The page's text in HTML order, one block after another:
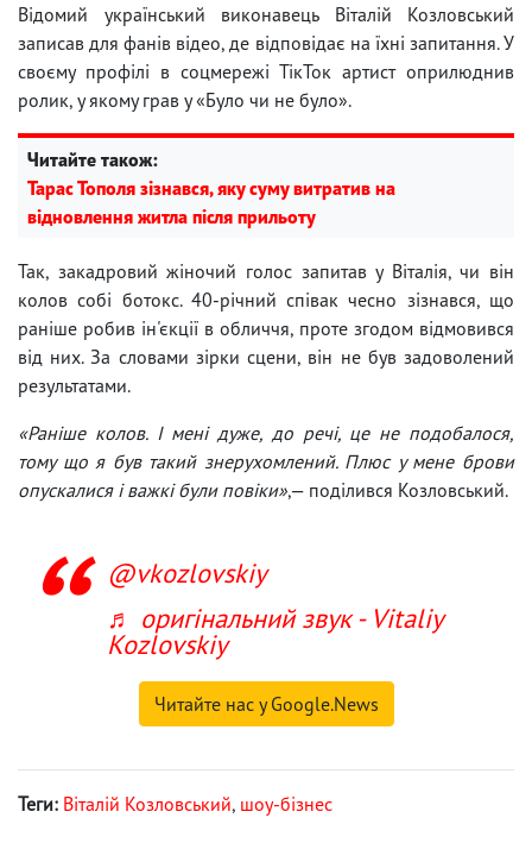
Відомий український виконавець Віталій Козловський
записав для фанів відео, де відповідає на їхні запитання. У
своєму профілі в соцмережі ТікТок артист оприлюднив
ролик, у якому грав у «Було чи не було».
Читайте також:
Тарас Тополя зізнався, яку суму витратив на
відновлення житла після прильоту
Так, закадровий жіночий голос запитав у Віталія, чи він
колов собі ботокс. 40-річний співак чесно зізнався, що
раніше робив ін'єкції в обличчя, проте згодом відмовився
від них. За словами зірки сцени, він не був задоволений
результатами.
«Раніше колов. І мені дуже, до речі, це не подобалося,
тому що я був такий знерухомлений. Плюс у мене брови
опускалися і важкі були повіки»,— поділився Козловський.
@vkozlovskiy
♬ оригінальний звук - Vitaliy
Kozlovskiy
Читайте нас у Google.News
Теги: Віталій Козловський, шоу-бізнес